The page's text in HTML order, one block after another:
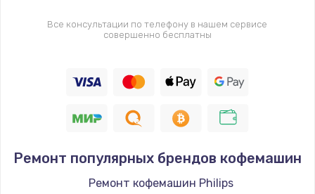
Настройка Wi-Fi
от 990 руб.
Настройка ОС
Все консультации по телефону в нашем сервисе
совершенно бесплатны
Ремонт популярных брендов кофемашин
Ремонт кофемашин Philips